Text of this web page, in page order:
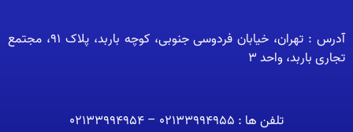
آدرس : تهران، خیابان فردوسی جنوبی، کوچه باربد، پلاک 91، مجتمع
تجاری باربد، واحد 3
تلفن ها : 02133994955 – 02133994954